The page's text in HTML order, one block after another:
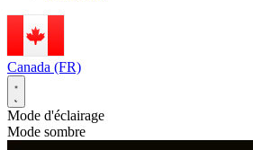
Canada (FR)
Mode d'éclairage
Mode sombre